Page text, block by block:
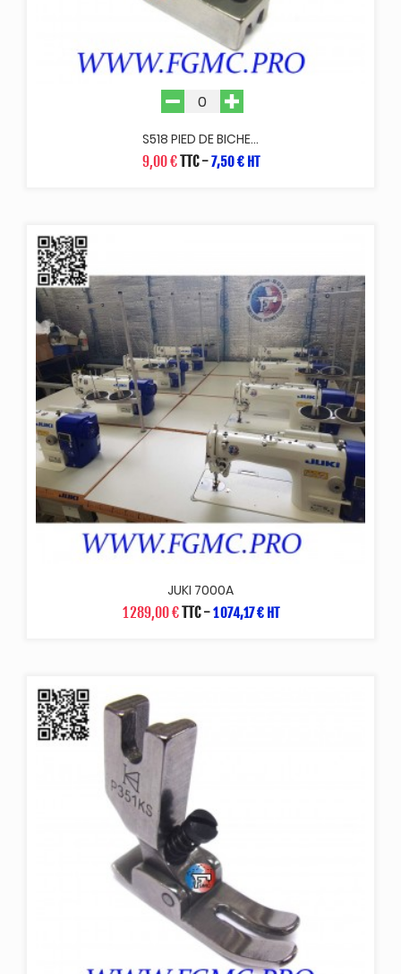
S518 PIED DE BICHE...
9,00 €TTC-7,50 € HT
JUKI 7000A
1 289,00 €TTC-1 074,17 € HT